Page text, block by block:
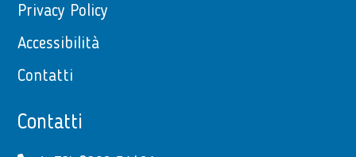
Privacy Policy
Accessibilità
Contatti
Contatti